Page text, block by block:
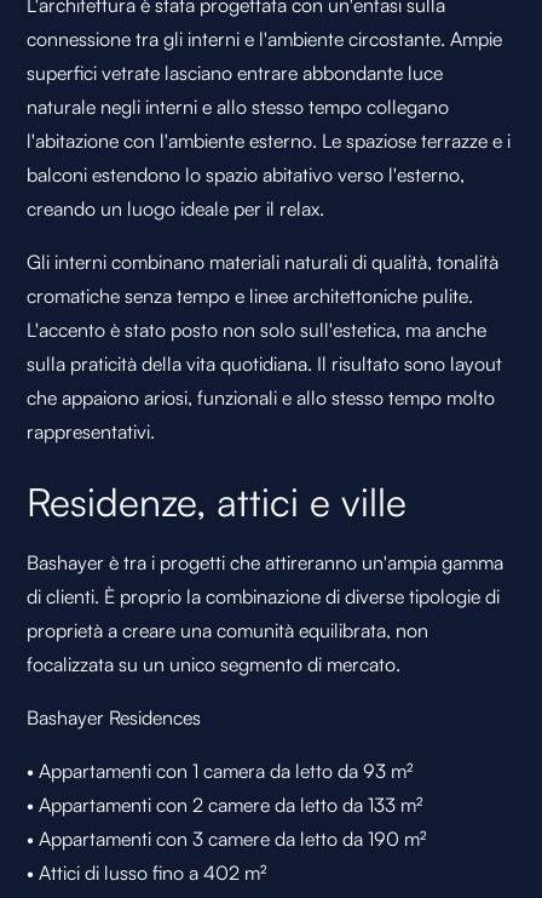
L'architettura è stata progettata con un'enfasi sulla
connessione tra gli interni e l'ambiente circostante. Ampie
superfici vetrate lasciano entrare abbondante luce
naturale negli interni e allo stesso tempo collegano
l'abitazione con l'ambiente esterno. Le spaziose terrazze e i
balconi estendono lo spazio abitativo verso l'esterno,
creando un luogo ideale per il relax.
Gli interni combinano materiali naturali di qualità, tonalità
cromatiche senza tempo e linee architettoniche pulite.
L'accento è stato posto non solo sull'estetica, ma anche
sulla praticità della vita quotidiana. Il risultato sono layout
che appaiono ariosi, funzionali e allo stesso tempo molto
rappresentativi.
Residenze, attici e ville
Bashayer è tra i progetti che attireranno un'ampia gamma
di clienti. È proprio la combinazione di diverse tipologie di
proprietà a creare una comunità equilibrata, non
focalizzata su un unico segmento di mercato.
Bashayer Residences
• Appartamenti con 1 camera da letto da 93 m²
• Appartamenti con 2 camere da letto da 133 m²
• Appartamenti con 3 camere da letto da 190 m²
• Attici di lusso fino a 402 m²